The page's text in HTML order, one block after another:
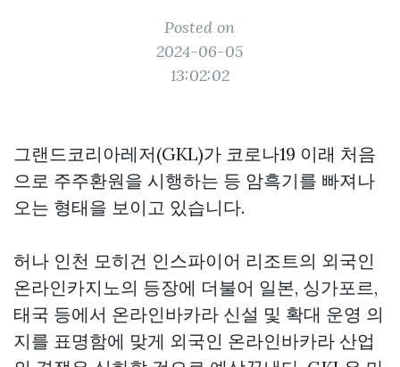
Posted on
2024-06-05
13:02:02
그랜드코리아레저(GKL)가 코로나19 이래 처음
으로 주주환원을 시행하는 등 암흑기를 빠져나
오는 형태을 보이고 있습니다.
허나 인천 모히건 인스파이어 리조트의 외국인
온라인카지노의 등장에 더불어 일본, 싱가포르,
태국 등에서 온라인바카라 신설 및 확대 운영 의
지를 표명함에 맞게 외국인 온라인바카라 산업